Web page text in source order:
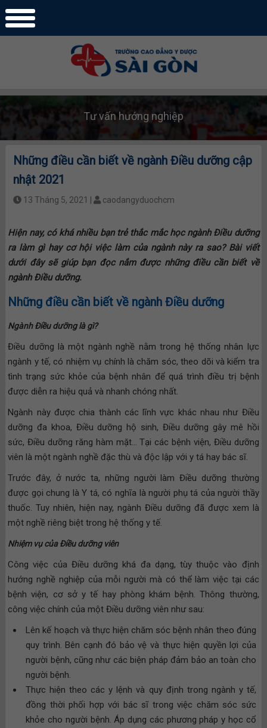
Tư vấn hướng nghiệp
Những điều cần biết về ngành Điều dưỡng cập
nhật 2021
13 Tháng 5, 2021 | caodangyduochcm
Hiện nay, có khá nhiều bạn trẻ thắc mắc học ngành Điều dưỡng
ra làm gì hay cơ hội việc làm của ngành này ra sao? Bài viết
dưới đây sẽ giúp bạn đọc nắm được những điều cần biết về
ngành Điều dưỡng.
Những điều cần biết về ngành Điều dưỡng
Ngành Điều dưỡng là gì?
Điều dưỡng là một ngành nghề nằm trong hệ thống nhân lực
ngành y tế, có nhiệm vụ chính là chăm sóc, theo dõi và kiểm tra
tình trạng sức khỏe của bệnh nhân để quá trình điều trị bệnh
được diễn ra hiệu quả và nhanh chóng nhất.
Ngành này được chia thành các lĩnh vực khác nhau như Điều
dưỡng đa khoa, Điều dưỡng hộ sinh, Điều dưỡng gây mê hồi
sức, Điều dưỡng răng hàm mặt… Tại các bệnh viện, Điều dưỡng
viên là một ngành nghề đặc thù và độc lập với y tá hay bác sĩ.
Trước đây, ở nước ta, những người làm Điều dưỡng thường
được gọi chung là Y tá, có nghĩa là người phụ tá của người thầy
thuốc. Tuy nhiên, hiện nay, ngành Điều dưỡng đã được xem là
một nghề riêng biệt trong hệ thống y tế.
Nhiệm vụ của Điều dưỡng viên
Công việc của Điều dưỡng khá đa dạng, tùy thuộc vào định
hướng nghề nghiệp của mỗi người mà có thể làm việc tại các
bệnh viện, cơ sở y tế hay phòng khám bệnh. Thông thường,
công việc chính của một Điều dưỡng viên như sau:
Lên kế hoạch và thực hiện chăm sóc bệnh nhân theo đúng
quy trình. Bên cạnh đó bảo vệ và thực hiện quyền lợi của
người bệnh, cũng như các biện pháp đảm bảo an toàn cho
người bệnh.
Thực hiện theo các y lệnh và quy định trong ngành y tế,
đồng thời phối hợp với bác sĩ trong việc chăm sóc sức
khỏe cho người bệnh. Áp dụng các phương pháp y học cổ